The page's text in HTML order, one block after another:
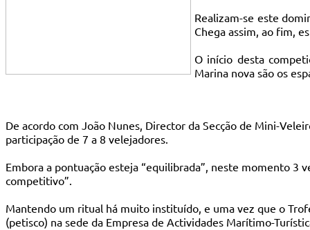
Realizam-se este
Chega assim, ao fim,
O início desta
Marina nova são os
De acordo com João Nunes, Director da Secção de Mini-
participação de 7 a 8 velejadores.
Embora a pontuação esteja “equilibrada”, neste momento
competitivo”.
Mantendo um ritual há muito instituído, e uma vez que o
(petisco) na sede da Empresa de Actividades Marítimo-